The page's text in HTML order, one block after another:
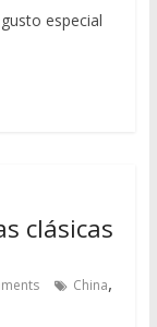
especial
clásicas
China,